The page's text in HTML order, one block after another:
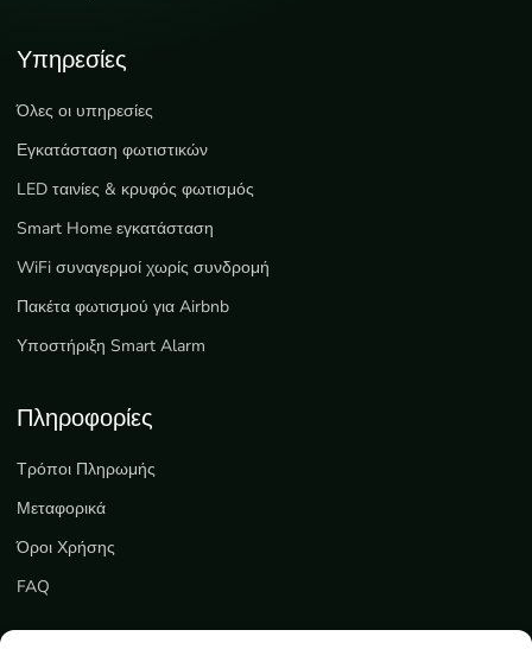
Υπηρεσίες
Όλες οι υπηρεσίες
Εγκατάσταση φωτιστικών
LED ταινίες & κρυφός φωτισμός
Smart Home εγκατάσταση
WiFi συναγερμοί χωρίς συνδρομή
Πακέτα φωτισμού για Airbnb
Υποστήριξη Smart Alarm
Πληροφορίες
Τρόποι Πληρωμής
Μεταφορικά
Όροι Χρήσης
FAQ